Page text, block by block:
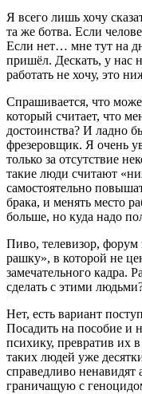
Я всего лишь хочу
та же ботва. Если
Если нет… мне тут на
пришёл. Дескать, у нас
работать не хочу, это
Спрашивается, что
который считает, что
достоинства? И ладно
фрезеровщик. Я очень
только за отсутствие
такие люди считают
самостоятельно
брака, и менять место
больше, но куда надо
Пиво, телевизор,
рашку», в которой не
замечательного кадра.
сделать с этими
Нет, есть вариант
Посадить на пособие и
психику, превратив их
таких людей уже
справедливо ненавидят
граничащую с